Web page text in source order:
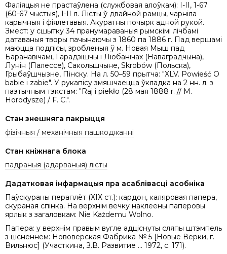
Фаліяцыя не прастаўлена (службовая алоўкам): I-II, 1-67
(60-67 чыстыя), I-II л. Лісты ў двайной рамцы, чарніла
карычныя і фіялетавыя. Акуратны почырк адной рукой.
Змест: у сшытку 34 пранумараваныя рымскімі лічбамі
датаваныя творы пачынаючы з 1860 па 1886 г. Пад вершамі
маюцца подпісы, зробленыя ў м. Новая Мыш пад
Баранавічамі, Гарадзішчы і Любанічах (Наваградчына),
Лунін (Палессе), Сакольшчыне, Skrobów (Польска),
Грыбаўшчызне, Пінску. На л. 50–59 прытча: "XLV. Powieść O
babie i zabie". У рукапісу змяшчаецца ўкладка на 2 нн. л. з
паэтычным тэкстам: "Raj i piekło (28 мая 1888 r. // M.
Horodysze) / F. C.".
Стан знешняга пакрыцця
фізічныя / механічныя пашкоджанні
Стан кніжнага блока
падраныя (адарваныя) лісты
Дадатковая інфармацыя пра асаблівасці асобніка
Паўскураны пераплёт (ХІХ ст.): кардон, каляровая папера,
скураная спінка. На верхнім вечку наклеены паперовы
ярлык з загаловкам: Nie Każdemu Wolno.
Папера: у верхнім правым вугле адціснуты сляпы штэмпель
з цісненнем: Нововерская Фабрика № 5 [Новые Верки, г.
Вильнюс] (Участкина, З.В. Развитие … 1972, с. 171).